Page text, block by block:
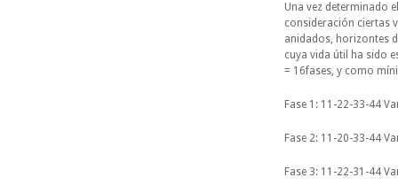
Una vez determinado
consideración ciertas
anidados, horizontes
cuya vida útil ha sido
= 16fases, y como
Fase 1: 11-22-33-44
Fase 2: 11-20-33-44
Fase 3: 11-22-31-44